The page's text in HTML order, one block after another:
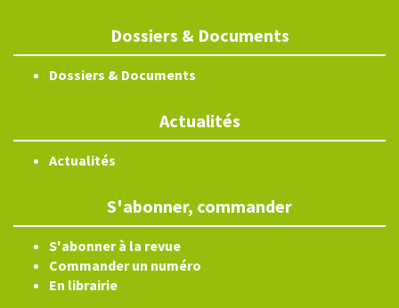
Dossiers & Documents
Dossiers & Documents
Actualités
Actualités
S'abonner, commander
S'abonner à la revue
Commander un numéro
En librairie